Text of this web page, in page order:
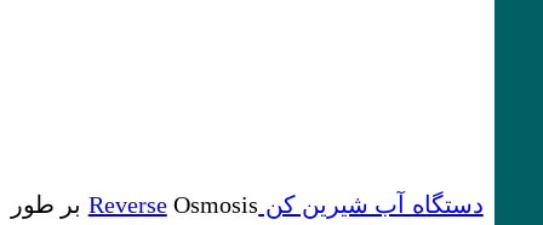
دستگاه آب شیرین کن Reverse
Osmosis بر طور